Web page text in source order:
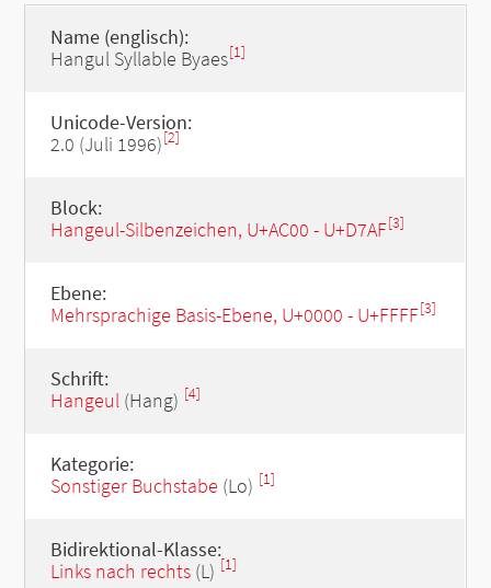
Name (englisch):
Hangul Syllable Byaes[1]
Unicode-Version:
2.0 (Juli 1996)[2]
Block:
Hangeul-Silbenzeichen, U+AC00 - U+D7AF[3]
Ebene:
Mehrsprachige Basis-Ebene, U+0000 - U+FFFF[3]
Schrift:
Hangeul(Hang) [4]
Kategorie:
Sonstiger Buchstabe (Lo) [1]
Bidirektional-Klasse:
Links nach rechts(L) [1]